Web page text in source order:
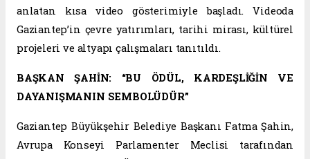
anlatan kısa video gösterimiyle başladı. Videoda
Gaziantep’in çevre yatırımları, tarihi mirası, kültürel
projeleri ve altyapı çalışmaları tanıtıldı.
BAŞKAN ŞAHİN: “BU ÖDÜL, KARDEŞLİĞİN VE
DAYANIŞMANIN SEMBOLÜDÜR”
Gaziantep Büyükşehir Belediye Başkanı Fatma Şahin,
Avrupa Konseyi Parlamenter Meclisi tarafından